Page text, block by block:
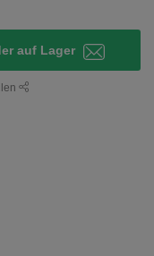
auf Lager